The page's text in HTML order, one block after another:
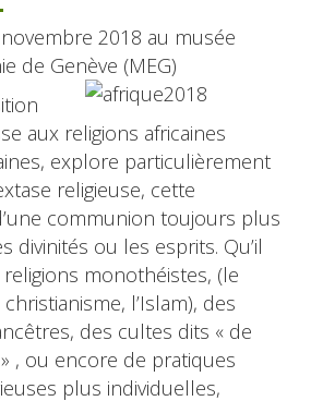
2018 au musée
de Genève (MEG)
aux religions africaines
explore particulièrement
religieuse, cette
communion toujours plus
divinités ou les esprits. Qu’il
religions monothéistes, (le
l’Islam), des
des cultes dits « de
, ou encore de pratiques
plus individuelles,